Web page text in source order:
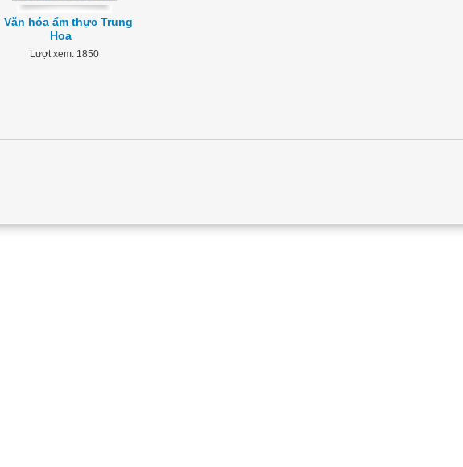
Văn hóa ẩm thực Trung
Hoa
Lượt xem: 1850